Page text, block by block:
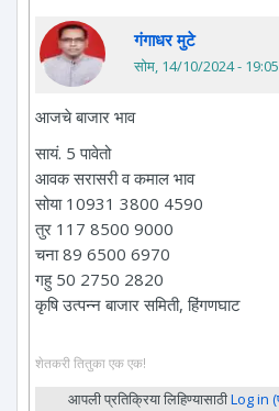
गंगाधर मुटे
सोम, 14/10/2024 - 19:05
आजचे बाजार भाव
सायं. 5 पावेतो
आवक सरासरी व कमाल भाव
सोया 10931 3800 4590
तुर 117 8500 9000
चना 89 6500 6970
गहु 50 2750 2820
कृषि उत्पन्न बाजार समिती, हिंगणघाट
शेतकरी तितुका एक एक!
आपली प्रतिक्रिया लिहिण्यासाठीLog in